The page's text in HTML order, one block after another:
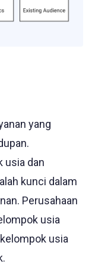
yang
usia dan
kunci dalam
Perusahaan
usia
usia